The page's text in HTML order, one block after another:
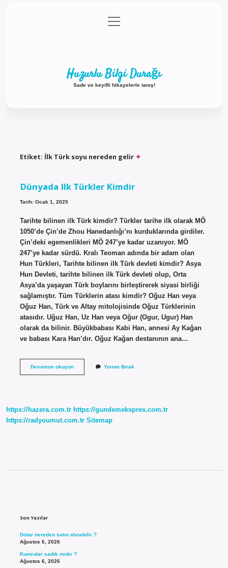
Gizlilik Politikası
menüyü
aç
Huzurlu Bilgi Durağı
Sade ve keyifli hikayelerle tanış!
Etiket: İlk Türk soyu nereden gelir
Dünyada Ilk Türkler Kimdir
Tarih: Ocak 1, 2025
Tarihte bilinen ilk Türk kimdir? Türkler tarihe ilk olarak MÖ
1050’de Çin’de Zhou Hanedanlığı’nı kurduklarında girdiler.
Çin’deki egemenlikleri MÖ 247’ye kadar uzanıyor. MÖ
247’ye kadar sürdü. Kralı Teoman adında bir adam olan
Hun Türkleri, Tarihte bilinen ilk Türk devleti kimdir? Asya
Hun Devleti, tarihte bilinen ilk Türk devleti olup, Orta
Asya’da yaşayan Türk boylarını birleştirerek siyasi birliği
sağlamıştır. Tüm Türklerin atası kimdir? Oğuz Han veya
Oğuz Han, Türk ve Altay mitolojisinde Oğuz Türklerinin
atasıdır. Uğuz Han, Uz Han veya Oğur (Ogur, Ugur) Han
olarak da bilinir. Büyükbabası Kabi Han, annesi Ay Kağan
ve babası Kara Han’dır. Oğuz Kağan destanının ana…
Devamını okuyunDünyada
Yorum Bırak
https://hazera.com.tr https://gundemekspres.com.tr
https://radyoumut.com.tr Sitemap
Son Yazılar
Dolar nereden satın alınabilir ?
Ağustos 6, 2026
Kumrular sadık mıdır ?
Ağustos 6, 2026